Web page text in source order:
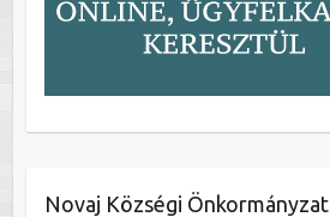
Novaj Községi